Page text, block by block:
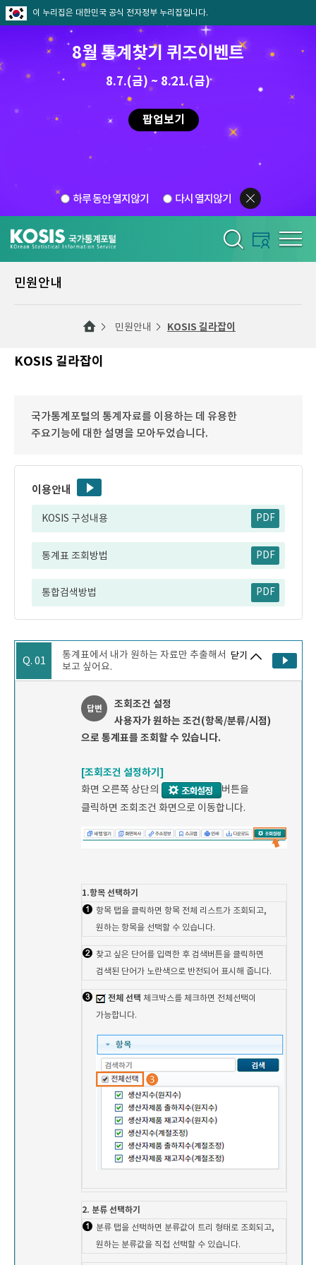
이 누리집은 대한민국 공식 전자정부 누리집입니다.
8월 통계찾기 퀴즈이벤트
8.7.(금) ~ 8.21.(금)
팝업보기
하루 동안 열지않기 다시 열지않기
민원안내
민원안내 KOSIS 길라잡이
KOSIS 길라잡이
국가통계포털의 통계자료를 이용하는 데 유용한
주요기능에 대한 설명을 모아두었습니다.
이용안내
KOSIS 구성내용 PDF
통계표 조회방법 PDF
통합검색방법 PDF
Q. 01
통계표에서 내가 원하는 자료만 추출해서
보고 싶어요.
답변
조회조건 설정
사용자가 원하는 조건(항목/분류/시점)
으로 통계표를 조회할 수 있습니다.
[조회조건 설정하기]
화면 오른쪽 상단의
버튼을
클릭하면 조회조건 화면으로 이동합니다.
1.항목 선택하기
항목 탭을 클릭하면 항목 전체 리스트가 조회되고,
원하는 항목을 선택할 수 있습니다.
찾고 싶은 단어를 입력한 후 검색버튼을 클릭하면
검색된 단어가 노란색으로 반전되어 표시해 줍니다.
전체 선택 체크박스를 체크하면 전체선택이
가능합니다.
2. 분류 선택하기
분류 탭을 선택하면 분류값이 트리 형태로 조회되고,
원하는 분류값을 직접 선택할 수 있습니다.
닫기